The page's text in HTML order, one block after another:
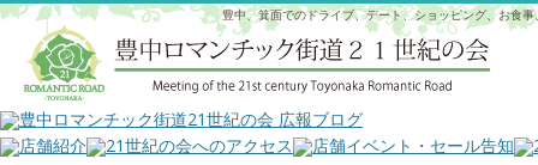
豊中、箕面でのドライブ、デート、ショッピング、お食